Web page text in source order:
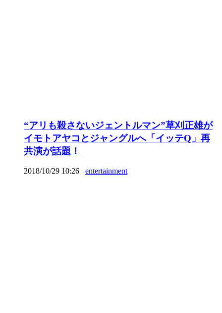
“アリも殺さないジェントルマン”草刈正雄が
イモトアヤコとジャングルへ「イッテQ」再
共演が話題！
2018/10/29 10:26 entertainment